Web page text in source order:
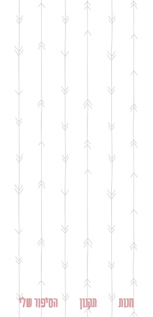
הסיפור שלי תקנון חנות